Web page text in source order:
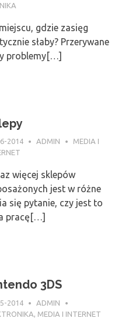
gdzie zasięg
słaby? Przerywane
problemy[…]
2014 ADMIN
MEDIA I
więcej sklepów
jest w różne
się pytanie, czy jest to
pracę[…]
3DS
2014
ADMIN
, MEDIA I INTERNET